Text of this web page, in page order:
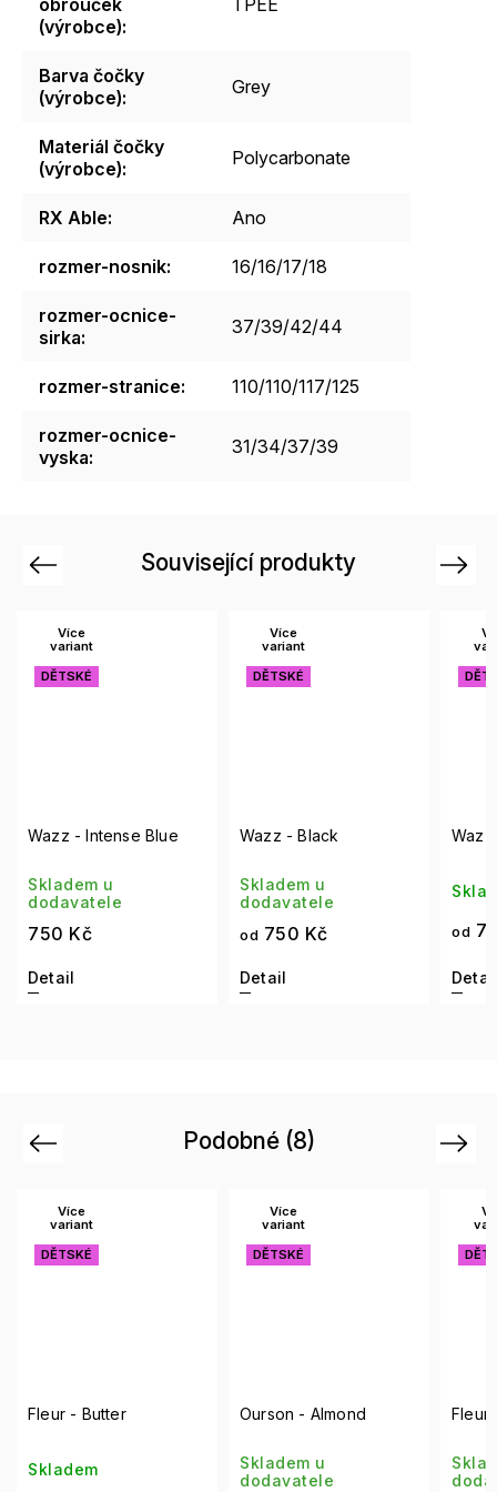
(výrobce):
Barva čočky
(výrobce): Grey
Materiál čočky
(výrobce): Polycarbonate
RX Able: Ano
rozmer-nosnik: 16/16/17/18
rozmer-ocnice-
sirka: 37/39/42/44
rozmer-stranice: 110/110/117/125
rozmer-ocnice-
vyska: 31/34/37/39
Související produkty
Previous
Více
variant
DĚTSKÉ
Wazz - Intense Blue
Skladem u
dodavatele
750 Kč
Detail
Více
variant
DĚTSKÉ
Wazz - Black
Skladem u
dodavatele
od 750 Kč
Detail
Wazz
od
Next
Podobné (8)
Previous
Více
variant
DĚTSKÉ
Fleur - Butter
Skladem
Více
variant
DĚTSKÉ
Ourson - Almond
Skladem u
dodavatele
Fleur
Next